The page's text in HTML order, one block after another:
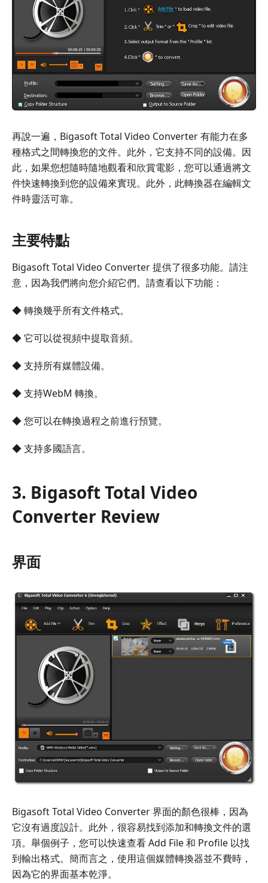
再說一遍，Bigasoft Total Video Converter 有能力在多
種格式之間轉換您的文件。此外，它支持不同的設備。因
此，如果您想隨時隨地觀看和欣賞電影，您可以通過將文
件快速轉換到您的設備來實現。此外，此轉換器在編輯文
件時靈活可靠。
主要特點
Bigasoft Total Video Converter 提供了很多功能。請注
意，因為我們將向您介紹它們。請查看以下功能：
◆ 轉換幾乎所有文件格式。
◆ 它可以從視頻中提取音頻。
◆ 支持所有媒體設備。
◆ 支持WebM 轉換。
◆ 您可以在轉換過程之前進行預覽。
◆ 支持多國語言。
3. Bigasoft Total Video
Converter Review
界面
Bigasoft Total Video Converter 界面的顏色很棒，因為
它沒有過度設計。此外，很容易找到添加和轉換文件的選
項。舉個例子，您可以快速查看 Add File 和 Profile 以找
到輸出格式。簡而言之，使用這個媒體轉換器並不費時，
因為它的界面基本乾淨。